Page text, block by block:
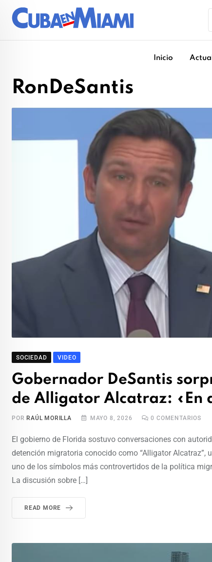
Inicio
RonDeSantis
SOCIEDAD VIDEO
Gobernador DeSantis
de Alligator Alcatraz: «En
POR RAÚL MORILLA MAYO 8, 2026 0 COMENTARIOS
El gobierno de Florida sostuvo conversaciones con
detención migratoria conocido como “Alligator
uno de los símbolos más controvertidos de la política
La discusión sobre […]
READ MORE